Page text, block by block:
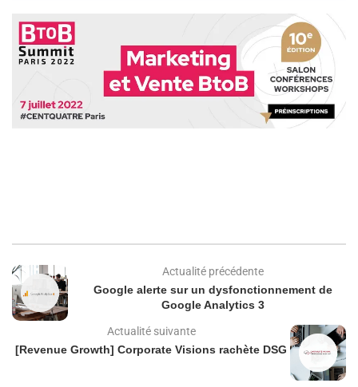
Actualité précédente
Google alerte sur un dysfonctionnement de
Google Analytics 3
Actualité suivante
[Revenue Growth] Corporate Visions rachète DSG